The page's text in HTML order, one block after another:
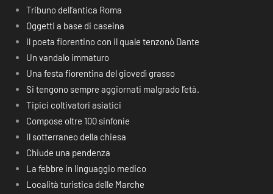
Tribuno dell’antica Roma
Oggetti a base di caseina
Il poeta fiorentino con il quale tenzonò Dante
Un vandalo immaturo
Una festa fiorentina del giovedì grasso
Si tengono sempre aggiornati malgrado l’età.
Tipici coltivatori asiatici
Compose oltre 100 sinfonie
Il sotterraneo della chiesa
Chiude una pendenza
La febbre in linguaggio medico
Località turistica delle Marche